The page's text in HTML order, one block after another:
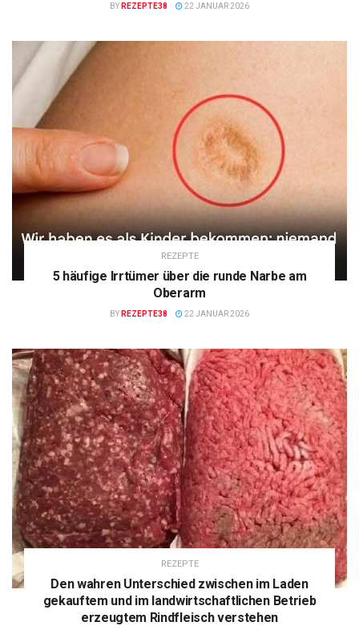
BY REZEPTE38 22 JANUAR 2026
REZEPTE
5 häufige Irrtümer über die runde Narbe am
Oberarm
BY REZEPTE38 22 JANUAR 2026
REZEPTE
Den wahren Unterschied zwischen im Laden
gekauftem und im landwirtschaftlichen Betrieb
erzeugtem Rindfleisch verstehen